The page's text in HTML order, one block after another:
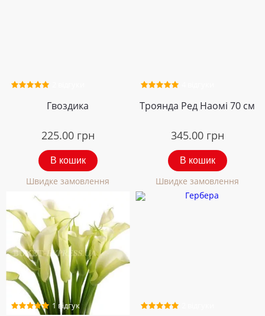
Гвоздика
225.00 грн
В кошик
Швидке замовлення
Троянда Ред Наомі 70 см
345.00 грн
В кошик
Швидке замовлення
1 відгук